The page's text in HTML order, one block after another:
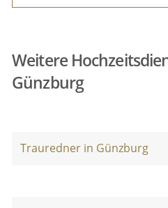
Weitere
Günzburg
Trauredner in Günzburg